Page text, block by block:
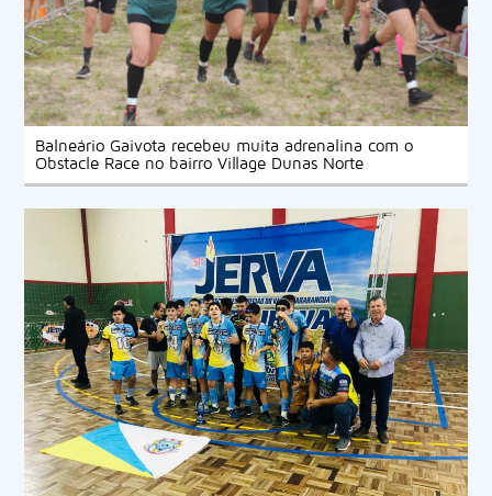
Balneário Gaivota recebeu muita adrenalina com o
Obstacle Race no bairro Village Dunas Norte